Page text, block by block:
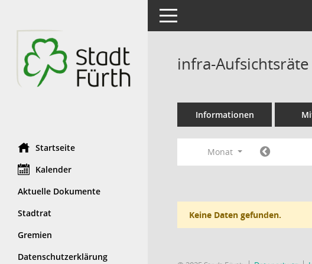
Startseite
Kalender
Aktuelle Dokumente
Stadtrat
Gremien
Datenschutzerklärung
Toggle navigation
infra-
Informationen
Monat
Keine Daten gefunden.